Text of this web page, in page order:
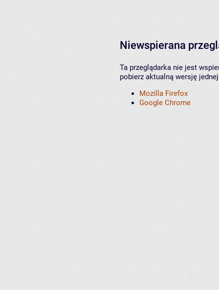
Niewspierana
Ta przeglądarka nie jest
pobierz aktualną wersję
Mozilla Firefox
Google Chrome